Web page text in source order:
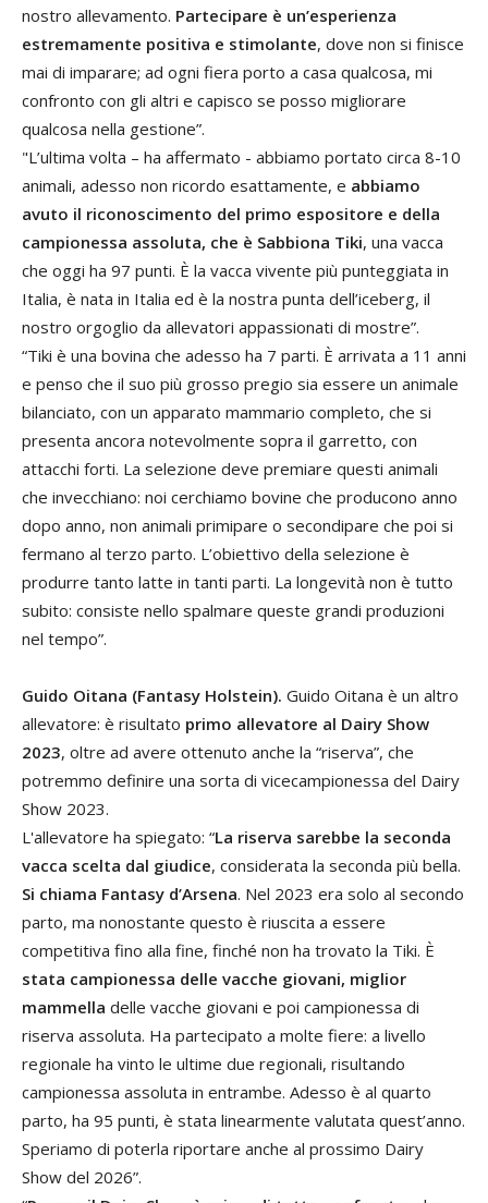
nostro allevamento. Partecipare è un’esperienza
estremamente positiva e stimolante, dove non si finisce
mai di imparare; ad ogni fiera porto a casa qualcosa, mi
confronto con gli altri e capisco se posso migliorare
qualcosa nella gestione”.
"L’ultima volta – ha affermato - abbiamo portato circa 8-10
animali, adesso non ricordo esattamente, e abbiamo
avuto il riconoscimento del primo espositore e della
campionessa assoluta, che è Sabbiona Tiki, una vacca
che oggi ha 97 punti. È la vacca vivente più punteggiata in
Italia, è nata in Italia ed è la nostra punta dell’iceberg, il
nostro orgoglio da allevatori appassionati di mostre”.
“Tiki è una bovina che adesso ha 7 parti. È arrivata a 11 anni
e penso che il suo più grosso pregio sia essere un animale
bilanciato, con un apparato mammario completo, che si
presenta ancora notevolmente sopra il garretto, con
attacchi forti. La selezione deve premiare questi animali
che invecchiano: noi cerchiamo bovine che producono anno
dopo anno, non animali primipare o secondipare che poi si
fermano al terzo parto. L’obiettivo della selezione è
produrre tanto latte in tanti parti. La longevità non è tutto
subito: consiste nello spalmare queste grandi produzioni
nel tempo”.
Guido Oitana (Fantasy Holstein). Guido Oitana è un altro
allevatore: è risultato primo allevatore al Dairy Show
2023, oltre ad avere ottenuto anche la “riserva”, che
potremmo definire una sorta di vicecampionessa del Dairy
Show 2023.
L'allevatore ha spiegato: “La riserva sarebbe la seconda
vacca scelta dal giudice, considerata la seconda più bella.
Si chiama Fantasy d’Arsena. Nel 2023 era solo al secondo
parto, ma nonostante questo è riuscita a essere
competitiva fino alla fine, finché non ha trovato la Tiki. È
stata campionessa delle vacche giovani, miglior
mammella delle vacche giovani e poi campionessa di
riserva assoluta. Ha partecipato a molte fiere: a livello
regionale ha vinto le ultime due regionali, risultando
campionessa assoluta in entrambe. Adesso è al quarto
parto, ha 95 punti, è stata linearmente valutata quest’anno.
Speriamo di poterla riportare anche al prossimo Dairy
Show del 2026”.